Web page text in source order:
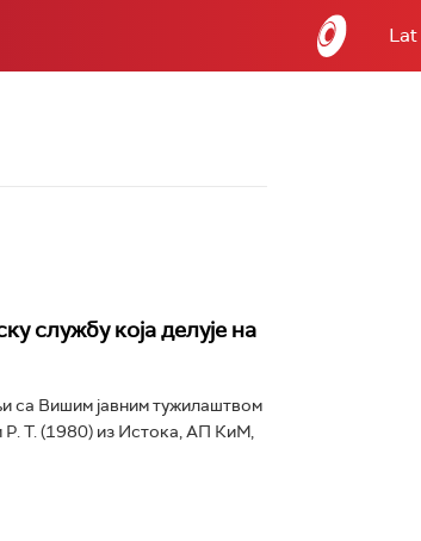
Lat
службу која делује на
Вишим јавним тужилаштвом
Р. Т. (1980) из Истока, АП КиМ,